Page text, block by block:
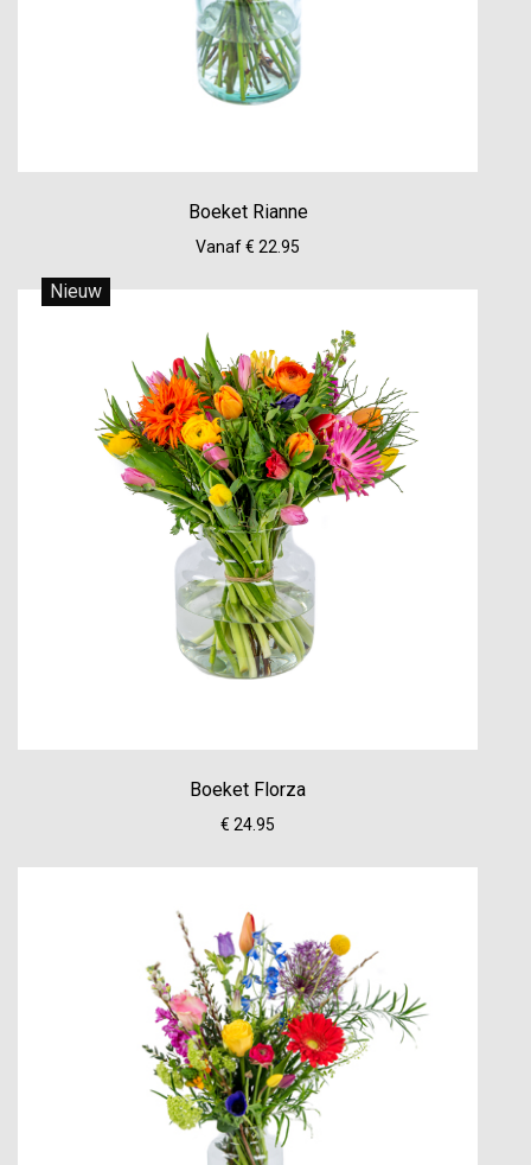
Boeket Rianne
Vanaf € 22.95
Nieuw
Boeket Florza
€ 24.95